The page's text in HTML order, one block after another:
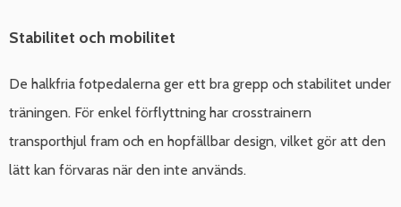
Stabilitet och mobilitet
De halkfria fotpedalerna ger ett bra grepp och stabilitet under
träningen. För enkel förflyttning har crosstrainern
transporthjul fram och en hopfällbar design, vilket gör att den
lätt kan förvaras när den inte används.